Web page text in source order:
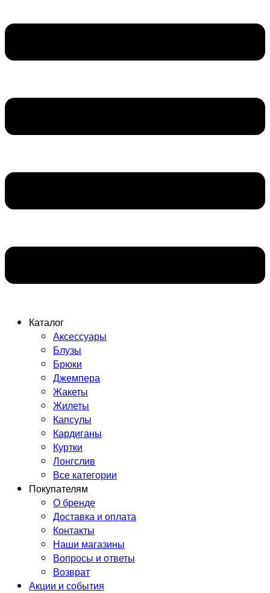
Каталог
Аксессуары
Блузы
Брюки
Джемпера
Жакеты
Жилеты
Капсулы
Кардиганы
Куртки
Лонгслив
Все категории
Покупателям
О бренде
Доставка и оплата
Контакты
Наши магазины
Вопросы и ответы
Возврат
Акции и события